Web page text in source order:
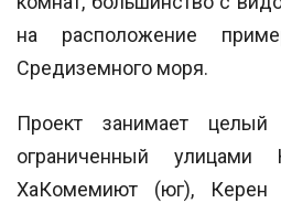
на расположение
Средиземного моря.
Проект занимает целый
ограниченный улицами
ХаКомемиют (юг), Керен